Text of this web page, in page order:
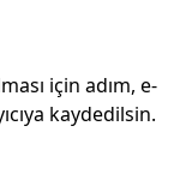
için adım, e-
kaydedilsin.